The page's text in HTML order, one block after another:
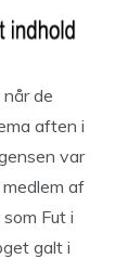
de
aften i
var
af
Fut i
galt i